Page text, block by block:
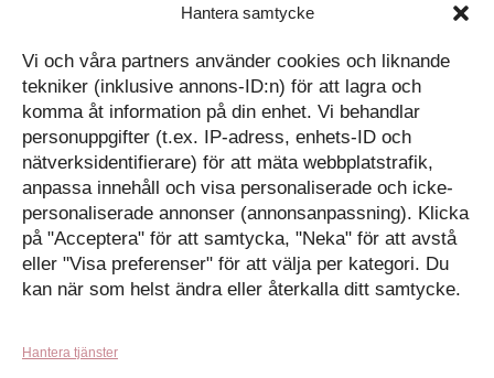
Hantera samtycke
Vi och våra partners använder cookies och liknande
tekniker (inklusive annons-ID:n) för att lagra och
komma åt information på din enhet. Vi behandlar
personuppgifter (t.ex. IP-adress, enhets-ID och
nätverksidentifierare) för att mäta webbplatstrafik,
anpassa innehåll och visa personaliserade och icke-
personaliserade annonser (annonsanpassning). Klicka
på "Acceptera" för att samtycka, "Neka" för att avstå
eller "Visa preferenser" för att välja per kategori. Du
kan när som helst ändra eller återkalla ditt samtycke.
Hantera tjänster
Mitt konto
Kassan
Följ oss på Facebook
Inspiration på Pinterest
Diskutera på LinkedIn
Varukorg
Inga produkter i varukorgen.
GÅ TILLBAKA TILL
BUTIKEN
Kunskapat
Med barn och ungas
nyfikenhet som inspiration
skapar vi design som
förmedlar kunskap till en ny
generation.